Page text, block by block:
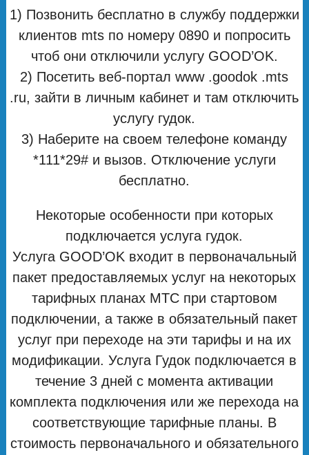
1) Позвонить бесплатно в службу поддержки
клиентов mts по номеру 0890 и попросить
чтоб они отключили услугу GOOD’OK.
2) Посетить веб-портал www .goodok .mts
.ru, зайти в личным кабинет и там отключить
услугу гудок.
3) Наберите на своем телефоне команду
*111*29# и вызов. Отключение услуги
бесплатно.
Некоторые особенности при которых
подключается услуга гудок.
Услуга GOOD’OK входит в первоначальный
пакет предоставляемых услуг на некоторых
тарифных планах МТС при стартовом
подключении, а также в обязательный пакет
услуг при переходе на эти тарифы и на их
модификации. Услуга Гудок подключается в
течение 3 дней с момента активации
комплекта подключения или же перехода на
соответствующие тарифные планы. В
стоимость первоначального и обязательного